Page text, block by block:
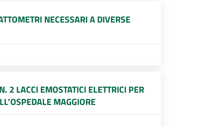
NECESSARI A DIVERSE
2 LACCI EMOSTATICI ELETTRICI PER
MAGGIORE